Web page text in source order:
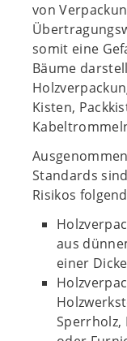
von
somit eine
Bäume
Kisten,
Standards
Risikos
aus
einer
Sperrholz,